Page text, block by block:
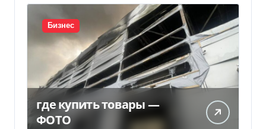
Бизнес
где купить товары —
ФОТО